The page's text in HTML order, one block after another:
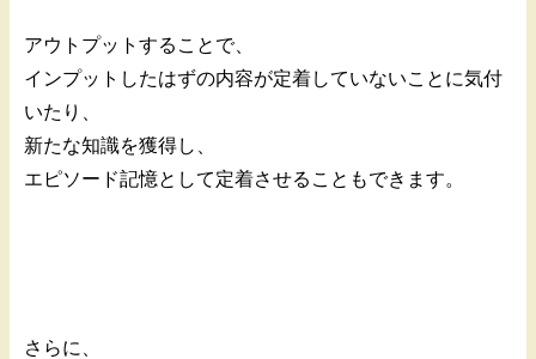
アウトプットすることで、
インプットしたはずの内容が定着していないことに気付
いたり、
新たな知識を獲得し、
エピソード記憶として定着させることもできます。
さらに、